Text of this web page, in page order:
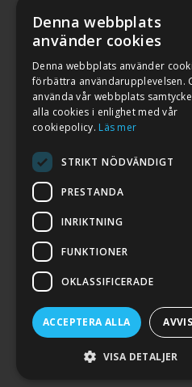
2026. ALL RIGHTS RESERVED.
POWERED BY EMPORI CMS
Denna webbplats
använder cookies
Denna webbplats använder
förbättra användarupplevelsen.
använda vår webbplats
alla cookies i enlighet med vår
cookiepolicy. Läs mer
STRIKT NÖDVÄNDIGT
PRESTANDA
INRIKTNING
FUNKTIONER
OKLASSIFICERADE
ACCEPTERA ALLA
VISA DETALJER